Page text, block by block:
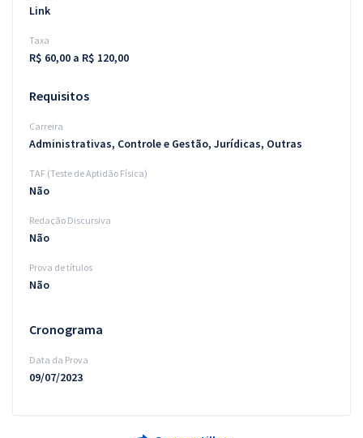
Link
Taxa
R$ 60,00 a R$ 120,00
Requisitos
Carreira
Administrativas, Controle e Gestão, Jurídicas, Outras
TAF (Teste de Aptidão Física)
Não
Redação Discursiva
Não
Prova de títulos
Não
Cronograma
Data da Prova
09/07/2023